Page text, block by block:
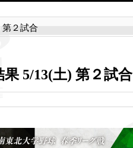
２試合
5/13(土) 第２試合